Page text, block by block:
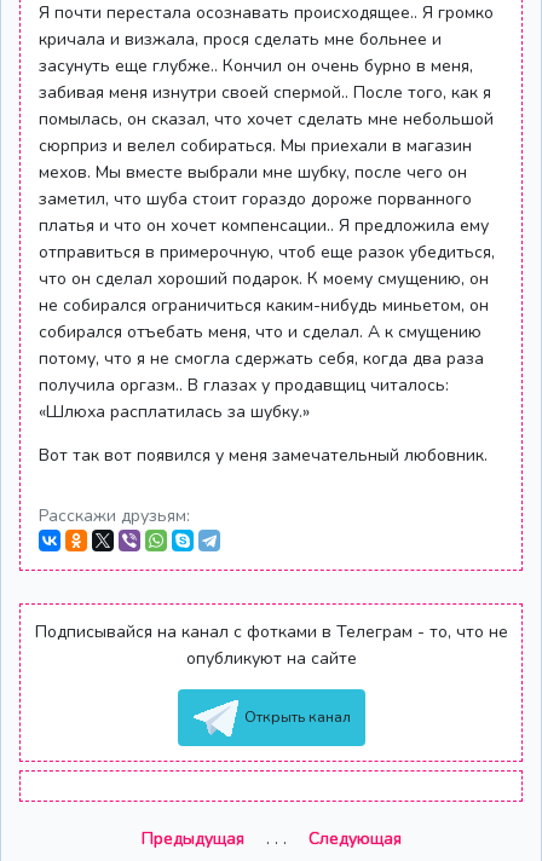
Я почти перестала осознавать происходящее.. Я громко
кричала и визжала, прося сделать мне больнее и
засунуть еще глубже.. Кончил он очень бурно в меня,
забивая меня изнутри своей спермой.. После того, как я
помылась, он сказал, что хочет сделать мне небольшой
сюрприз и велел собираться. Мы приехали в магазин
мехов. Мы вместе выбрали мне шубку, после чего он
заметил, что шуба стоит гораздо дороже порванного
платья и что он хочет компенсации.. Я предложила ему
отправиться в примерочную, чтоб еще разок убедиться,
что он сделал хороший подарок. К моему смущению, он
не собирался ограничиться каким-нибудь миньетом, он
собирался отъебать меня, что и сделал. А к смущению
потому, что я не смогла сдержать себя, когда два раза
получила оргазм.. В глазах у продавщиц читалось:
«Шлюха расплатилась за шубку.»
Вот так вот появился у меня замечательный любовник.
Расскажи друзьям:
Подписывайся на канал с фотками в Телеграм - то, что не
опубликуют на сайте
Открыть канал
Предыдущая . . . Следующая